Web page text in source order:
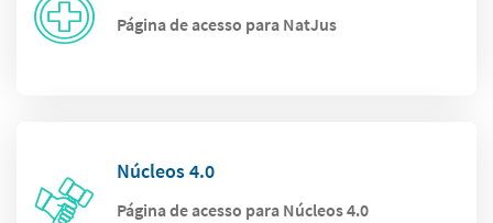
Página de acesso para NatJus
Núcleos 4.0
Página de acesso para Núcleos 4.0